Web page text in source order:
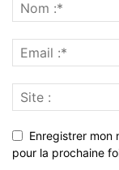
Enregistrer mon
pour la prochaine